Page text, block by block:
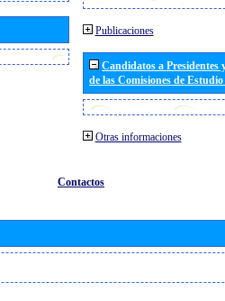
Publicaciones
Candidatos a Presidentes
de las Comisiones de
Otras informaciones
Contactos